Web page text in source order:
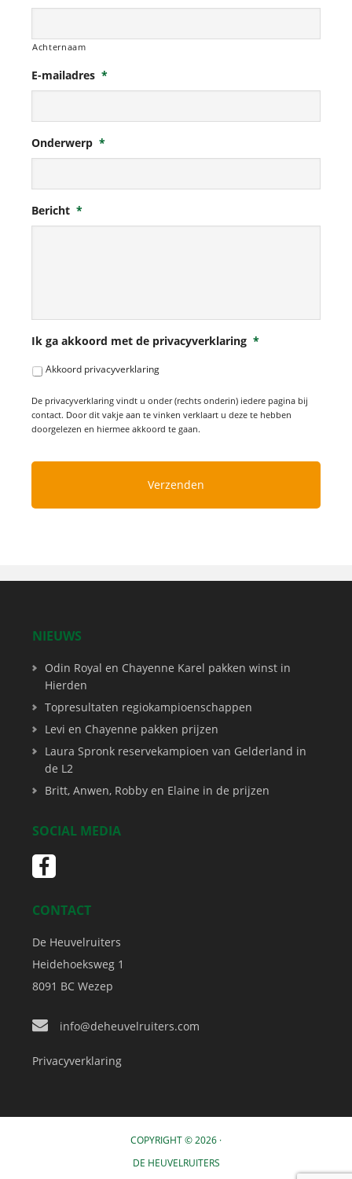
Achternaam
E-mailadres *
Onderwerp *
Bericht *
Ik ga akkoord met de privacyverklaring *
Akkoord privacyverklaring
De privacyverklaring vindt u onder (rechts onderin) iedere pagina bij
contact. Door dit vakje aan te vinken verklaart u deze te hebben
doorgelezen en hiermee akkoord te gaan.
NIEUWS
Odin Royal en Chayenne Karel pakken winst in
Hierden
Topresultaten regiokampioenschappen
Levi en Chayenne pakken prijzen
Laura Spronk reservekampioen van Gelderland in
de L2
Britt, Anwen, Robby en Elaine in de prijzen
SOCIAL MEDIA
CONTACT
De Heuvelruiters
Heidehoeksweg 1
8091 BC Wezep
info@deheuvelruiters.com
Privacyverklaring
COPYRIGHT © 2026 ·
DE HEUVELRUITERS